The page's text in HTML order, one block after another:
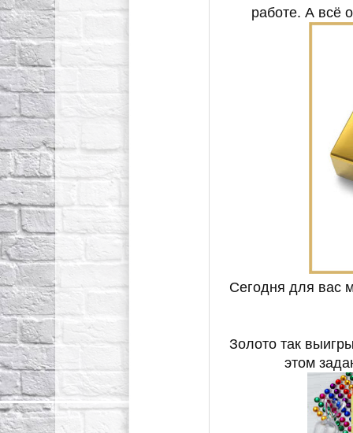
работе. А всё
Сегодня для вас
Золото так
этом